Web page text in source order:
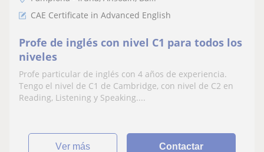
CAE Certificate in Advanced English
Profe de inglés con nivel C1 para todos los
niveles
Profe particular de inglés con 4 años de experiencia.
Tengo el nivel de C1 de Cambridge, con nivel de C2 en
Reading, Listening y Speaking....
ver más Contactar